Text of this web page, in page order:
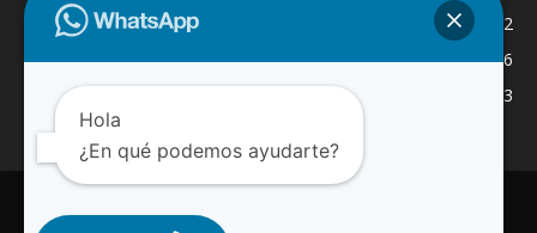
Economía
132
Nacionales
126
Dragado
123
LOGISTICA
Hola
¿En qué podemos ayudarte?